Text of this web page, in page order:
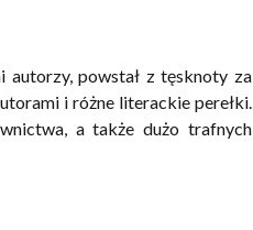
autorzy, powstał z tęsknoty za
i różne literackie perełki.
a także dużo trafnych